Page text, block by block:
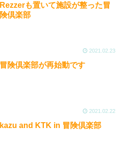
Rezzerも置いて施設が整った冒
険倶楽部
2021.02.23
冒険倶楽部が再始動です
2021.02.22
kazu and KTK in 冒険倶楽部